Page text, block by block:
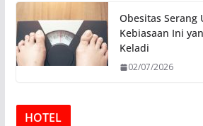
Obesitas Serang
Kebiasaan Ini
Keladi
02/07/2026
HOTEL